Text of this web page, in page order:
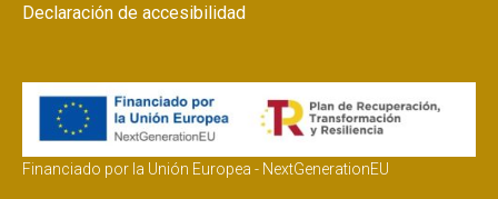
Declaración de accesibilidad
Financiado por la Unión Europea - NextGenerationEU